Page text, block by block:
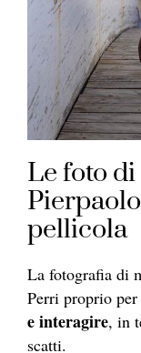
Le foto
pellicola
La fotografia di
Perri proprio
e interagire, in
scatti.